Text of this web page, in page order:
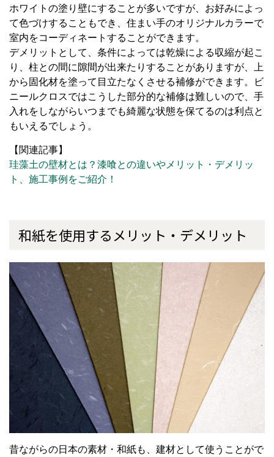
ホワイトの塗り壁にすることが多いですが、お好みによっ
て色づけすることもでき、住まい手のオリジナルカラーで
室内をコーディネートすることができます。
デメリットとして、条件によっては乾燥による収縮が起こ
り、柱との間に隙間が出来たりすることがありますが、上
から固化材を塗って目立たなくさせる補修ができます。ビ
ニールクロスではこうした部分的な補修は難しいので、手
入れをしながらいつまでも綺麗な状態を保てるのは利点と
もいえるでしょう。
【関連記事】
珪藻土の壁材とは？漆喰との違いやメリット・デメリッ
ト、施工事例をご紹介！
和紙を使用するメリット・デメリット
昔ながらの日本の素材・和紙も、建材として使うことがで